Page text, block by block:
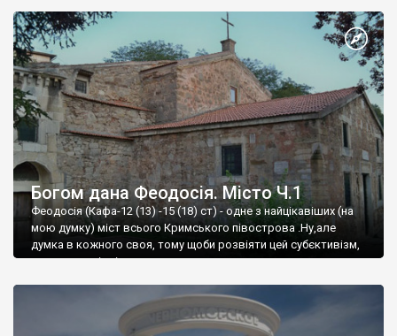
Богом дана Феодосія. Місто Ч.1
Феодосія (Кафа-12 (13) -15 (18) ст) - одне з найцікавіших (на
мою думку) міст всього Кримського півострова .Ну,але
думка в кожного своя, тому щоби розвіяти цей субєктивізм,
запрошую відвідати це